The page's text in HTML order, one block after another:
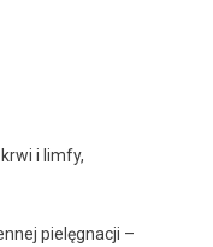
i limfy,
pielęgnacji –